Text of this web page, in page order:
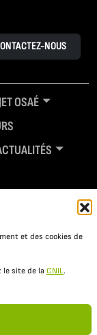
et des cookies de
le site de la CNIL.
NOUS
OSAÉ